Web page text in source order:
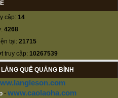
cập: 14
4268
tại: 21715
truy cập: 10267539
LÀNG QUÊ QUẢNG BÌNH
- www.caolaoha.com